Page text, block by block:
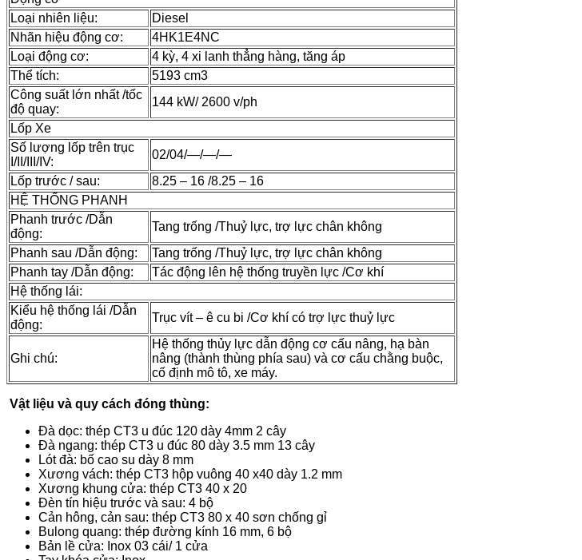
Loại nhiên liệu:
Diesel
Nhãn hiệu động cơ:
4HK1E4NC
Loại động cơ:
4 kỳ, 4 xi lanh thẳng hàng, tăng áp
Thể tích:
5193 cm3
Công suất lớn nhất /tốc
độ quay:
144 kW/ 2600 v/ph
Lốp Xe
Số lượng lốp trên trục
I/II/III/IV:
02/04/—/—/—
Lốp trước / sau:
8.25 – 16 /8.25 – 16
HỆ THỐNG PHANH
Phanh trước /Dẫn
động:
Tang trống /Thuỷ lực, trợ lực chân không
Phanh sau /Dẫn động:
Tang trống /Thuỷ lực, trợ lực chân không
Phanh tay /Dẫn động:
Tác động lên hệ thống truyền lực /Cơ khí
Hệ thống lái:
Kiểu hệ thống lái /Dẫn
động:
Trục vít – ê cu bi /Cơ khí có trợ lực thuỷ lực
Ghi chú:
Hệ thống thủy lực dẫn động cơ cấu nâng, hạ bàn
nâng (thành thùng phía sau) và cơ cấu chằng buộc,
cố định mô tô, xe máy.
Vật liệu và quy cách đóng thùng:
Đà dọc: thép CT3 u đúc 120 dày 4mm 2 cây
Đà ngang: thép CT3 u đúc 80 dày 3.5 mm 13 cây
Lót đà: bố cao su dày 8 mm
Xương vách: thép CT3 hộp vuông 40 x40 dày 1.2 mm
Xương khung cửa: thép CT3 40 x 20
Đèn tín hiệu trước và sau: 4 bộ
Cản hông, cản sau: thép CT3 80 x 40 sơn chống gỉ
Bulong quang: thép đường kính 16 mm, 6 bộ
Bản lề cửa: Inox 03 cái/ 1 cửa